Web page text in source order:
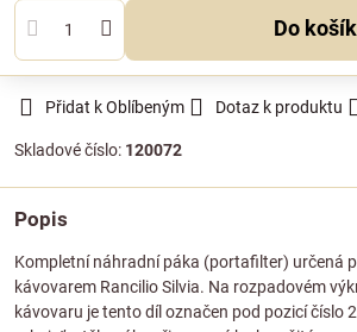
Do
Přidat k Oblíbeným Dotaz k produktu
Skladové číslo: 120072
Popis
Kompletní náhradní páka (portafilter) určená
kávovarem Rancilio Silvia. Na rozpadovém
kávovaru je tento díl označen pod pozicí číslo